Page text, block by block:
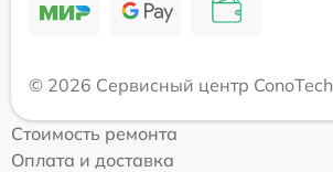
© 2026 Сервисный центр ConoTech
Стоимость ремонта
Оплата и доставка